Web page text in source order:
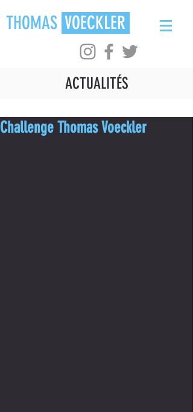
THOMAS VOECKLER
ACTUALITÉS
Challenge Thomas Voeckler